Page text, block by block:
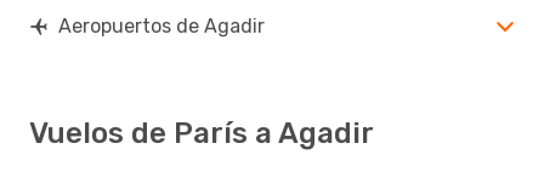
Aeropuertos de Agadir
Vuelos de París a Agadir